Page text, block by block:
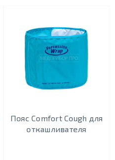
Пояс Comfort Cough для
откашливателя